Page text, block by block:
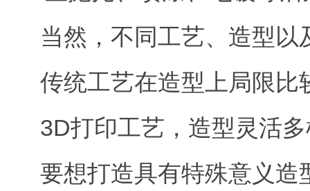
当然，不同工艺、造型
传统工艺在造型上局限
3D打印工艺，造型灵活
要想打造具有特殊意义